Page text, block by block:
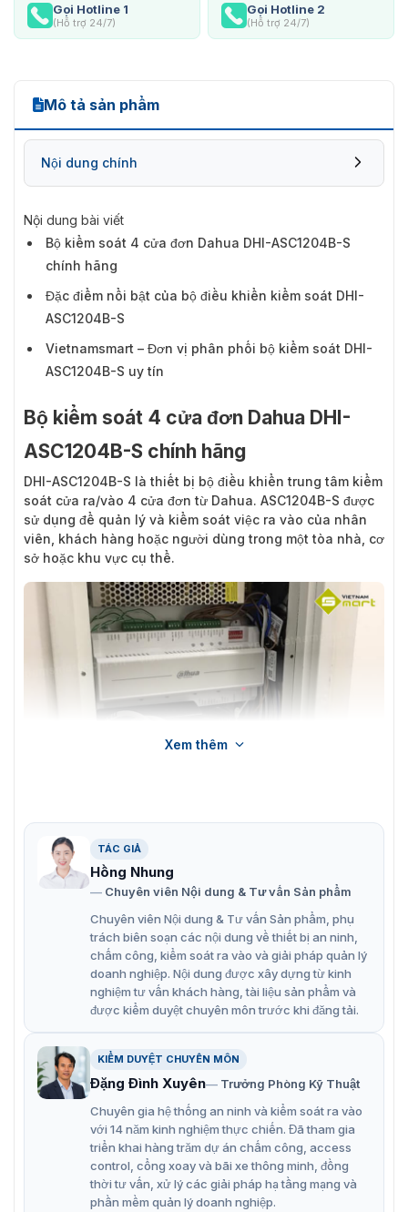
Gọi Hotline 1
(Hỗ trợ 24/7)
Gọi Hotline 2
(Hỗ trợ 24/7)
Mô tả sản phẩm
Nội dung chính
Nội dung bài viết
Bộ kiểm soát 4 cửa đơn Dahua DHI-ASC1204B-S
chính hãng
Đặc điểm nổi bật của bộ điều khiển kiểm soát DHI-
ASC1204B-S
Vietnamsmart – Đơn vị phân phối bộ kiểm soát DHI-
ASC1204B-S uy tín
Bộ kiểm soát 4 cửa đơn Dahua DHI-
ASC1204B-S chính hãng
DHI-ASC1204B-S là thiết bị bộ điều khiển trung tâm kiểm
soát cửa ra/vào 4 cửa đơn từ Dahua. ASC1204B-S được
sử dụng để quản lý và kiểm soát việc ra vào của nhân
viên, khách hàng hoặc người dùng trong một tòa nhà, cơ
sở hoặc khu vực cụ thể.
chính hãng, bảo hành 12 tháng
Đặc điểm nổi bật của bộ điều khiển
kiểm soát DHI-ASC1204B-S
DHI-ASC1204B-S hỗ trợ cổng kết nối thiết bị đọc thẻ qua
4 cổng đầu đọc Wiegand hoặc RS-485, kết nối với phần
mềm qua cổng TCP/IP. DHI-ASC1204B-S lưu trữ tới
100.000 thẻ cùng bộ nhớ đến 150.000 sự kiện kiểm soát
truy cập, phù hợp với nhiều mô hình quản lý lớn có
lượng người ra vào thường xuyên
Xem thêm
TÁC GIẢ
Hồng Nhung
Chuyên viên Nội dung & Tư vấn Sản phẩm
Chuyên viên Nội dung & Tư vấn Sản phẩm, phụ
trách biên soạn các nội dung về thiết bị an ninh,
chấm công, kiểm soát ra vào và giải pháp quản lý
doanh nghiệp. Nội dung được xây dựng từ kinh
nghiệm tư vấn khách hàng, tài liệu sản phẩm và
được kiểm duyệt chuyên môn trước khi đăng tải.
KIỂM DUYỆT CHUYÊN MÔN
Đặng Đình Xuyên
Trưởng Phòng Kỹ Thuật
Chuyên gia hệ thống an ninh và kiểm soát ra vào
với 14 năm kinh nghiệm thực chiến. Đã tham gia
triển khai hàng trăm dự án chấm công, access
control, cổng xoay và bãi xe thông minh, đồng
thời tư vấn, xử lý các giải pháp hạ tầng mạng và
phần mềm quản lý doanh nghiệp.